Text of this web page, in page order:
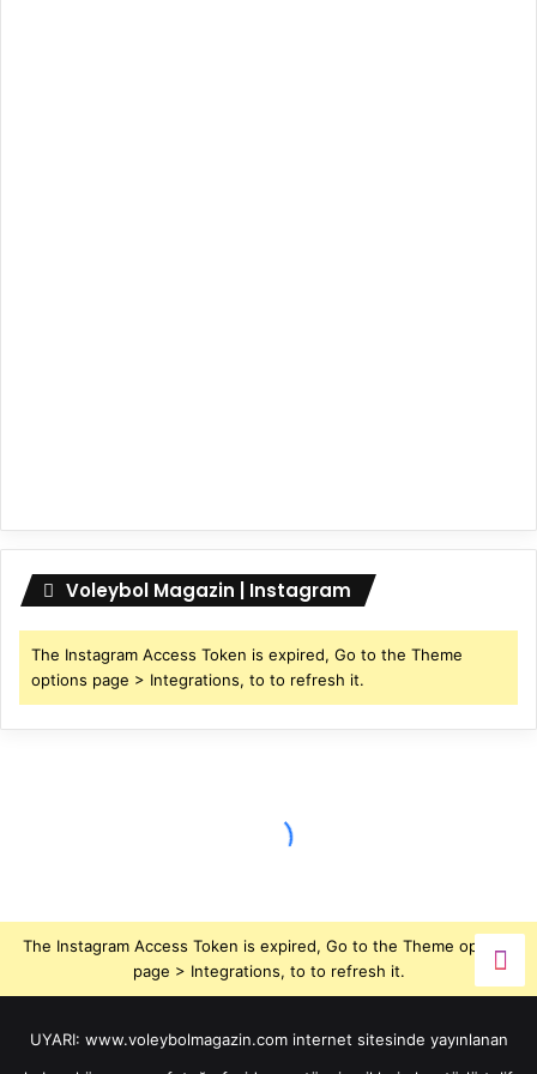
Voleybol Magazin | Instagram
The Instagram Access Token is expired, Go to the Theme
options page > Integrations, to to refresh it.
The Instagram Access Token is expired, Go to the Theme options
page > Integrations, to to refresh it.
UYARI: www.voleybolmagazin.com internet sitesinde yayınlanan